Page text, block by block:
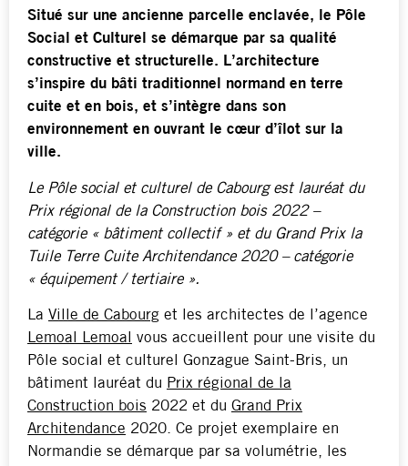
Situé sur une ancienne parcelle enclavée, le Pôle
Social et Culturel se démarque par sa qualité
constructive et structurelle. L’architecture
s’inspire du bâti traditionnel normand en terre
cuite et en bois, et s’intègre dans son
environnement en ouvrant le cœur d’îlot sur la
ville.
Le Pôle social et culturel de Cabourg est lauréat du
Prix régional de la Construction bois 2022 –
catégorie « bâtiment collectif » et du Grand Prix la
Tuile Terre Cuite Architendance 2020 – catégorie
« équipement / tertiaire ».
La Ville de Cabourg et les architectes de l’agence
Lemoal Lemoal
vous accueillent pour une visite du
Pôle social et culturel Gonzague Saint-Bris, un
bâtiment lauréat du Prix régional de la
Construction bois 2022 et du Grand Prix
Architendance 2020. Ce projet exemplaire en
Normandie se démarque par sa volumétrie, les